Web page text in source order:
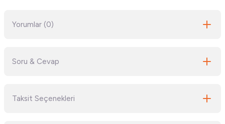
Yorumlar (0)
Soru & Cevap
Taksit Seçenekleri